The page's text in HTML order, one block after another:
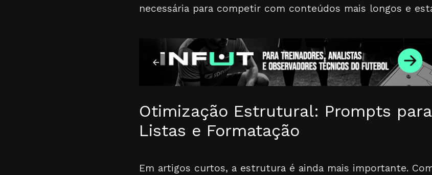
necessária para competir com conteúdos mais longos e
Otimização Estrutural: Prompts
Listas e Formatação
Em artigos curtos, a estrutura é ainda mais importante.